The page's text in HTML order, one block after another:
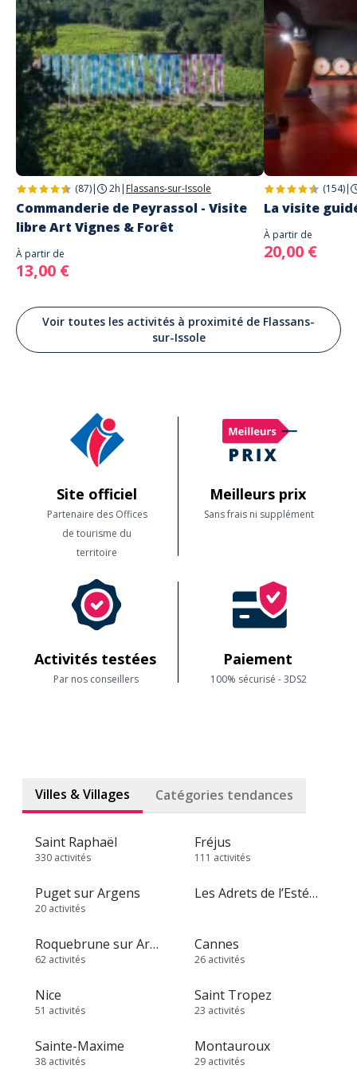
(87)| 2h | Flassans-sur-Issole
Commanderie de Peyrassol - Visite
libre Art Vignes & Forêt
À partir de
13,00 €
(154)|
La visite
À partir de
20,00 €
Voir toutes les activités à proximité de Flassans-
sur-Issole
Site officiel
Partenaire des Offices
de tourisme du
territoire
Meilleurs prix
Sans frais ni supplément
Activités testées
Par nos conseillers
Paiement
100% sécurisé - 3DS2
Villes & Villages Catégories tendances
Saint Raphaël
330 activités
Fréjus
111 activités
Puget sur Argens
20 activités
Les Adrets de l’Estérel
Roquebrune sur Argens
62 activités
Cannes
26 activités
Nice
51 activités
Saint Tropez
23 activités
Sainte-Maxime
38 activités
Montauroux
29 activités